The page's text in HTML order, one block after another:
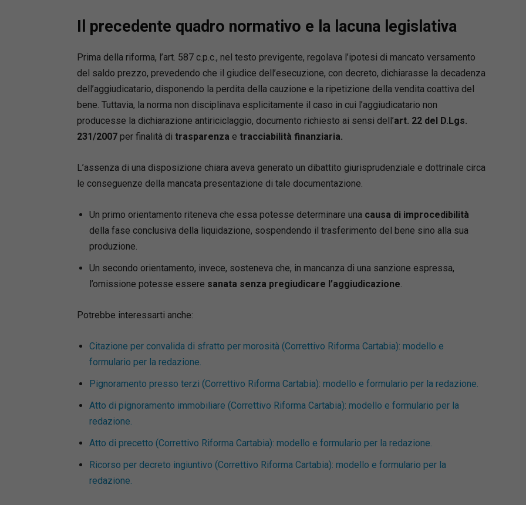
Il precedente quadro normativo e la lacuna legislativa
Prima della riforma, l’art. 587 c.p.c., nel testo previgente, regolava l’ipotesi di mancato versamento
del saldo prezzo, prevedendo che il giudice dell’esecuzione, con decreto, dichiarasse la decadenza
dell’aggiudicatario, disponendo la perdita della cauzione e la ripetizione della vendita coattiva del
bene. Tuttavia, la norma non disciplinava esplicitamente il caso in cui l’aggiudicatario non
producesse la dichiarazione antiriciclaggio, documento richiesto ai sensi dell’art. 22 del D.Lgs.
231/2007per finalità di trasparenza e tracciabilità finanziaria.
L’assenza di una disposizione chiara aveva generato un dibattito giurisprudenziale e dottrinale circa
le conseguenze della mancata presentazione di tale documentazione.
Un primo orientamento riteneva che essa potesse determinare una causa di improcedibilità
della fase conclusiva della liquidazione, sospendendo il trasferimento del bene sino alla sua
produzione.
Un secondo orientamento, invece, sosteneva che, in mancanza di una sanzione espressa,
l’omissione potesse essere sanata senza pregiudicare l’aggiudicazione
Potrebbe interessarti anche:
Citazione per convalida di sfratto per morosità (Correttivo Riforma Cartabia): modello e
formulario per la redazione.
Pignoramento presso terzi (Correttivo Riforma Cartabia): modello e formulario per la redazione.
Atto di pignoramento immobiliare (Correttivo Riforma Cartabia): modello e formulario per la
redazione.
Atto di precetto (Correttivo Riforma Cartabia): modello e formulario per la redazione.
Ricorso per decreto ingiuntivo (Correttivo Riforma Cartabia): modello e formulario per la
redazione.